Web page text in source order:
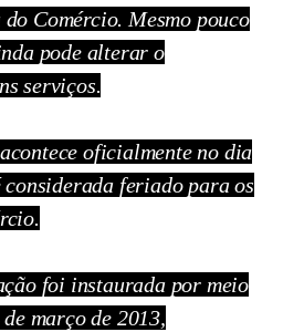
Comércio. Mesmo pouco
pode alterar o
serviços.
oficialmente no dia
feriado para os
foi instaurada por meio
março de 2013,